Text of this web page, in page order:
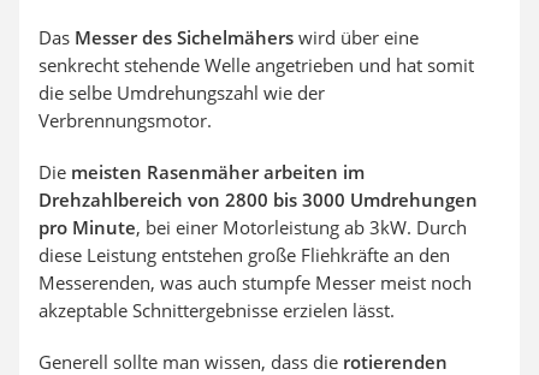
Das Messer des Sichelmähers wird über eine
senkrecht stehende Welle angetrieben und hat somit
die selbe Umdrehungszahl wie der
Verbrennungsmotor.
Die meisten Rasenmäher arbeiten im
Drehzahlbereich von 2800 bis 3000 Umdrehungen
pro Minute, bei einer Motorleistung ab 3kW. Durch
diese Leistung entstehen große Fliehkräfte an den
Messerenden, was auch stumpfe Messer meist noch
akzeptable Schnittergebnisse erzielen lässt.
Generell sollte man wissen, dass die rotierenden